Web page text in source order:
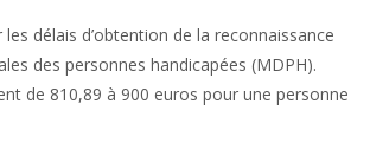
délais d’obtention de la reconnaissance
des personnes handicapées (MDPH).
de 810,89 à 900 euros pour une personne